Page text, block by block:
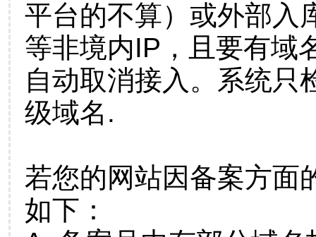
平台的不算）或外部入
等非境内IP，且要有域
自动取消接入。系统只
级域名.
若您的网站因备案方面
如下：